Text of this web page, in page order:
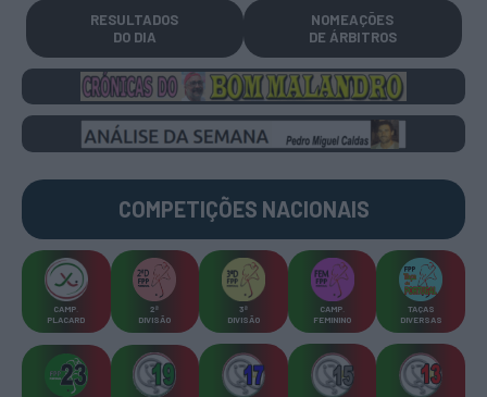
RESULTADOS
DO DIA
NOMEAÇÕES
DE ÁRBITROS
COMPETIÇÕES NACIONAIS
CAMP
PLACARD
2ª
DIVISÃO
3ª
DIVISÃO
CAMP
FEMININO
TAÇAS
DIVERSAS